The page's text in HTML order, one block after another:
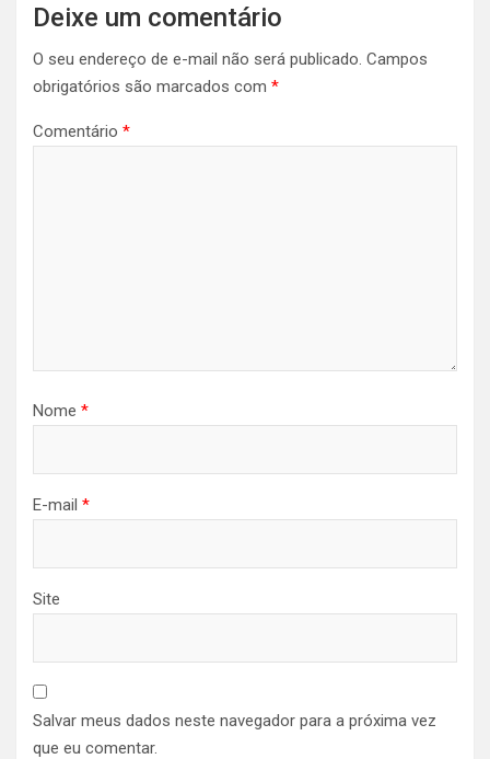
Deixe um comentário
O seu endereço de e-mail não será publicado. Campos
obrigatórios são marcados com *
Comentário *
Nome *
E-mail *
Site
Salvar meus dados neste navegador para a próxima vez
que eu comentar.